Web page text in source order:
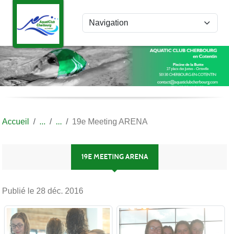
Accueil 19e Meeting ARENA
19E MEETING ARENA
Publié le 28 déc. 2016
Panneau de gestion des cookies